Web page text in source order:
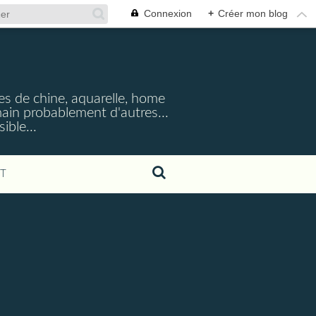
Connexion + Créer mon blog
de chine, aquarelle, home
probablement d'autres...